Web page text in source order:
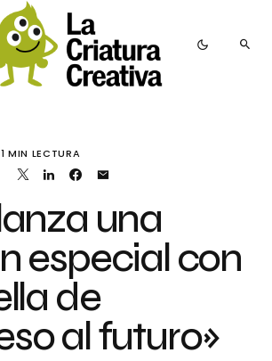
1 MIN LECTURA
una
especial con
de
al futuro»